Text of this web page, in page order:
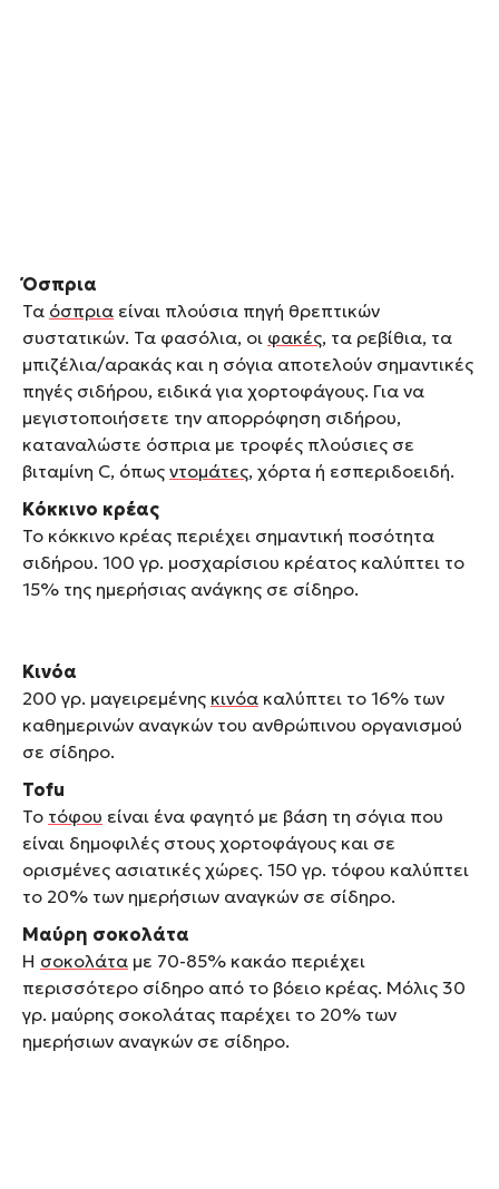
Όσπρια
Τα όσπρια είναι πλούσια πηγή θρεπτικών
συστατικών. Τα φασόλια, οι φακές, τα ρεβίθια, τα
µπιζέλια/αρακάς και η σόγια αποτελούν σημαντικές
πηγές σιδήρου, ειδικά για χορτοφάγους. Για να
µεγιστοποιήσετε την απορρόφηση σιδήρου,
καταναλώστε όσπρια µε τροφές πλούσιες σε
βιταμίνη C, όπως ντοµάτες, χόρτα ή εσπεριδοειδή.
Κόκκινο κρέας
Το κόκκινο κρέας περιέχει σημαντική ποσότητα
σιδήρου. 100 γρ. μοσχαρίσιου κρέατος καλύπτει το
15% της ημερήσιας ανάγκης σε σίδηρο.
Kινόα
200 γρ. μαγειρεμένης κινόα καλύπτει το 16% των
καθημερινών αναγκών του ανθρώπινου οργανισμού
σε σίδηρο.
Tofu
Το τόφου είναι ένα φαγητό µε βάση τη σόγια που
είναι δηµοφιλές στους χορτοφάγους και σε
ορισµένες ασιατικές χώρες. 150 γρ. τόφου καλύπτει
το 20% των ημερήσιων αναγκών σε σίδηρο.
Μαύρη σοκολάτα
Η σοκολάτα µε 70-85% κακάο περιέχει
περισσότερο σίδηρο από το βόειο κρέας. Μόλις 30
γρ. μαύρης σοκολάτας παρέχει το 20% των
ημερήσιων αναγκών σε σίδηρο.